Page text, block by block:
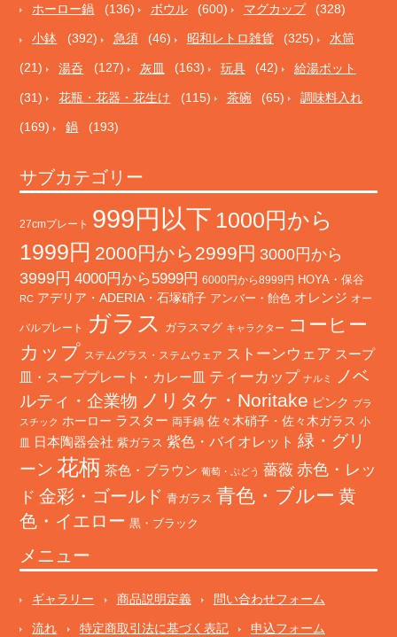
ホーロー鍋 (136) ボウル (600) マグカップ (328)
小鉢 (392) 急須 (46) 昭和レトロ雑貨 (325) 水筒
(21) 湯呑 (127) 灰皿 (163) 玩具 (42) 給湯ポット
(31) 花瓶・花器・花生け (115) 茶碗 (65) 調味料入れ
(169) 鍋 (193)
サブカテゴリー
27cmプレート 999円以下 1000円から
1999円 2000円から2999円 3000円から
3999円 4000円から5999円 6000円から8999円 HOYA・保谷
RC アデリア・ADERIA・石塚硝子 アンバー・飴色 オレンジ オー
バルプレート ガラス ガラスマグ キャラクター
コーヒー
カップ ステムグラス・ステムウェア ストーンウェア スープ
皿・スーププレート・カレー皿 ティーカップ ナルミ
ノベ
ルティ・企業物 ノリタケ・Noritake ピンク プラ
スチック ホーロー ラスター 両手鍋 佐々木硝子・佐々木ガラス 小
皿
日本陶器会社 紫ガラス 紫色・バイオレット 緑・グリ
ーン 花柄 茶色・ブラウン 葡萄・ぶどう 薔薇 赤色・レッ
ド 金彩・ゴールド 青ガラス 青色・ブルー 黄
色・イエロー 黒・ブラック
メニュー
ギャラリー 商品説明定義 問い合わせフォーム
流れ 特定商取引法に基づく表記 申込フォーム